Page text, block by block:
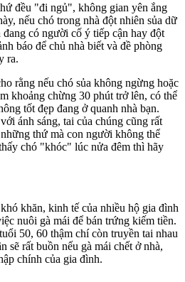
đều "đi ngủ", không gian yên ắng
nếu chó trong nhà đột nhiên sủa dữ
có người cố ý tiếp cận hay đột
báo để chủ nhà biết và đề phòng
ra.
rằng nếu chó sủa không ngừng hoặc
khoảng chừng 30 phút trở lên, có thể
tốt đẹp đang ở quanh nhà bạn.
ánh sáng, tai của chúng cũng rất
thứ mà con người không thể
chó "khóc" lúc nửa đêm thì hãy
khăn, kinh tế của nhiều hộ gia đình
nuôi gà mái để bán trứng kiếm tiền.
50, 60 thậm chí còn truyền tai nhau
sẽ rất buồn nếu gà mái chết ở nhà,
chính của gia đình.